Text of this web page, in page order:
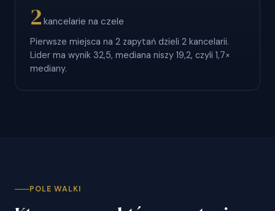
2 kancelarie na czele
Pierwsze miejsca na 2 zapytań dzieli 2 kancelarii.
Lider ma wynik 32,5, mediana niszy 19,2, czyli 1,7×
mediany.
POLE WALKI